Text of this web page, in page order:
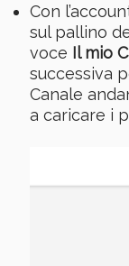
Con
sul pallino
voce Il mio
successiva
Canale
a caricare i